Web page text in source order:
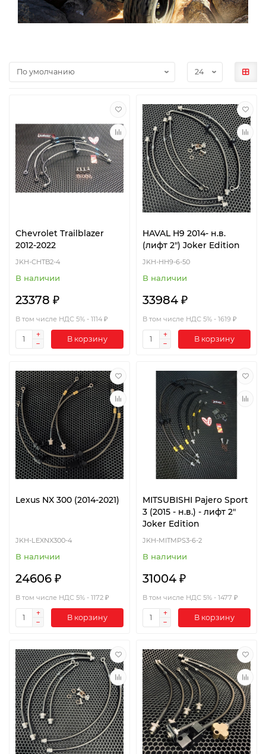
Chevrolet Trailblazer
2012-2022
JKH-CHTB2-4
В наличии
23378 ₽
В том числе НДС 5% - 1114 ₽
В корзину
HAVAL H9 2014- н.в.
(лифт 2") Joker Edition
JKH-HH9-6-50
В наличии
33984 ₽
В том числе НДС 5% - 1619 ₽
В корзину
Lexus NX 300 (2014-2021)
JKH-LEXNX300-4
В наличии
24606 ₽
В том числе НДС 5% - 1172 ₽
В корзину
MITSUBISHI Pajero Sport
3 (2015 - н.в.) - лифт 2"
Joker Edition
JKH-MITMPS3-6-2
В наличии
31004 ₽
В том числе НДС 5% - 1477 ₽
В корзину